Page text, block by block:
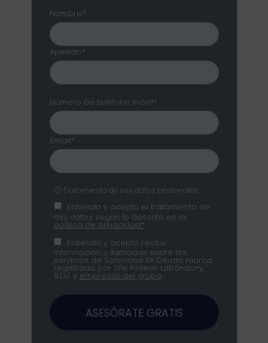
Nombre*
Apellido*
Número de teléfono móvil*
Email*
ⓘ Tratamiento de sus datos personales
Entiendo y acepto el tratamiento de
mis datos según lo descrito en la
política de privacidad*
Entiendo y acepto recibir
información y llamadas sobre los
servicios de Soluciona Mi Deuda marca
registrada por The Fintech Laboratory,
S.L.U. y empresas del grupo
ASESÓRATE GRATIS